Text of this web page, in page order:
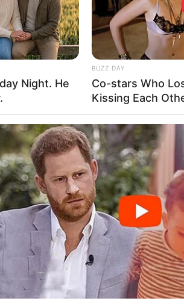
Tampil Lebih
Hasil Renovasi
90 Tahun
Night. He
BUZZ DAY
Co-stars Who
Kissing Each